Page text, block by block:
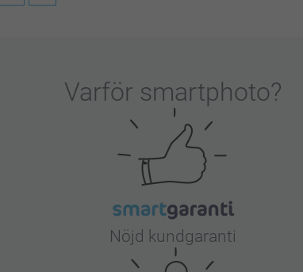
Varför smartphoto?
Nöjd kundgaranti